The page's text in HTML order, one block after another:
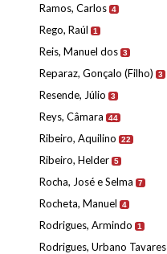
Ramos, Carlos 4
Rego, Raúl 1
Reis, Manuel dos 3
Reparaz, Gonçalo (Filho) 3
Resende, Júlio 3
Reys, Câmara 44
Ribeiro, Aquilino 22
Ribeiro, Helder 5
Rocha, José e Selma 7
Rocheta, Manuel 4
Rodrigues, Armindo 1
Rodrigues, Urbano Tavares